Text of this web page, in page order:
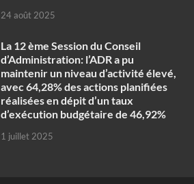
24 août 2025
La 12 ème Session du Conseil
d’Administration: l’ADR a pu
maintenir un niveau d’activité élevé,
avec 64,28% des actions planifiées
réalisées en dépit d’un taux
d’exécution budgétaire de 46,92%
1 juillet 2025